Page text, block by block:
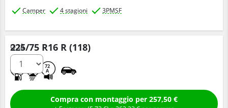
Camper 4 stagioni 3PMSF
225/75 R16 R (118)
72
A
Q.tà
Compra con montaggio per 257,50 €